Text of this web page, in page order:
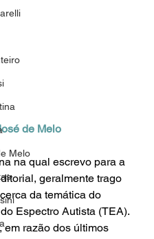
Melo
de Melo
na qual escrevo para a
geralmente trago
da temática do
Espectro Autista (TEA).
em razão dos últimos